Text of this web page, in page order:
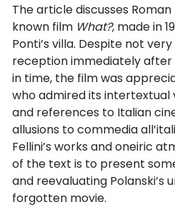
The article discusses Roman
known film What?, made in
Ponti’s villa. Despite not
reception immediately
in time, the film was
who admired its intertextual
and references to Italian
allusions to commedia
Fellini’s works and oneiric
of the text is to present
and reevaluating Polanski’s
forgotten movie.